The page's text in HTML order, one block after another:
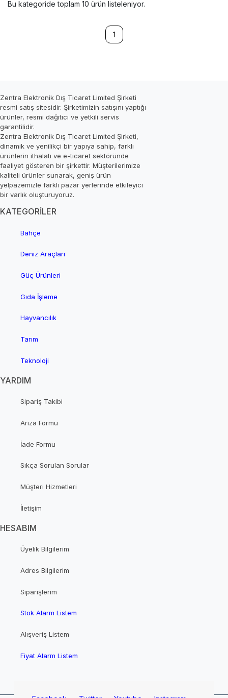
Bu kategoride toplam 10 ürün listeleniyor.
1
Zentra Elektronik Dış Ticaret Limited Şirketi
resmi satış sitesidir. Şirketimizin satışını yaptığı
ürünler, resmi dağıtıcı ve yetkili servis
garantilidir.
Zentra Elektronik Dış Ticaret Limited Şirketi,
dinamik ve yenilikçi bir yapıya sahip, farklı
ürünlerin ithalatı ve e-ticaret sektöründe
faaliyet gösteren bir şirkettir. Müşterilerimize
kaliteli ürünler sunarak, geniş ürün
yelpazemizle farklı pazar yerlerinde etkileyici
bir varlık oluşturuyoruz.
KATEGORİLER
Bahçe
Deniz Araçları
Güç Ürünleri
Gıda İşleme
Hayvancılık
Tarım
Teknoloji
YARDIM
Sipariş Takibi
Arıza Formu
İade Formu
Sıkça Sorulan Sorular
Müşteri Hizmetleri
İletişim
HESABIM
Üyelik Bilgilerim
Adres Bilgilerim
Siparişlerim
Stok Alarm Listem
Alışveriş Listem
Fiyat Alarm Listem